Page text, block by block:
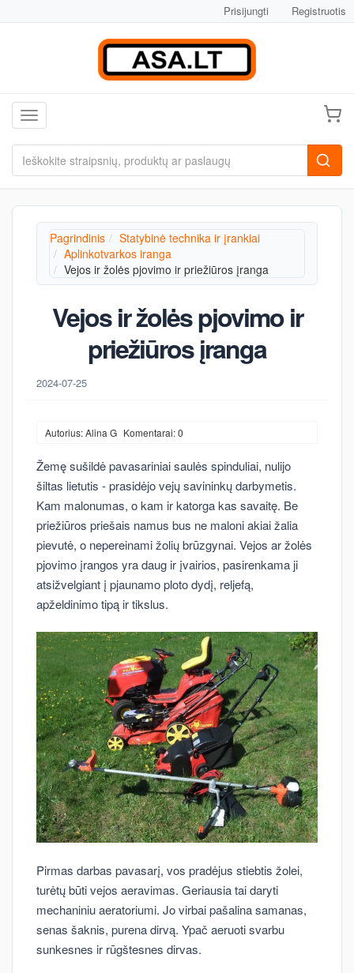
Prisijungti Registruotis
Toggle navigation
Pagrindinis
Statybinė technika ir įrankiai
Aplinkotvarkos iranga
Vejos ir žolės pjovimo ir priežiūros įranga
Vejos ir žolės pjovimo ir
priežiūros įranga
2024-07-25
Autorius: Alina G Komentarai: 0
Žemę sušildė pavasariniai saulės spinduliai, nulijo
šiltas lietutis - prasidėjo vejų savininkų darbymetis.
Kam malonumas, o kam ir katorga kas savaitę. Be
priežiūros priešais namus bus ne maloni akiai žalia
pievutė, o nepereinami žolių brūzgynai. Vejos ar žolės
pjovimo įrangos yra daug ir įvairios, pasirenkama ji
atsižvelgiant į pjaunamo ploto dydį, reljefą,
apželdinimo tipą ir tikslus.
Pirmas darbas pavasarį, vos pradėjus stiebtis žolei,
turėtų būti vejos aeravimas. Geriausia tai daryti
mechaniniu aeratoriumi. Jo virbai pašalina samanas,
senas šaknis, purena dirvą. Ypač aeruoti svarbu
sunkesnes ir rūgštesnes dirvas.